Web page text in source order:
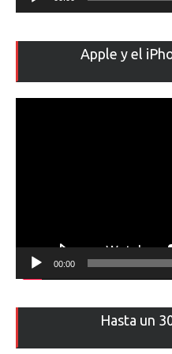
Apple y el
00:00
Hasta un